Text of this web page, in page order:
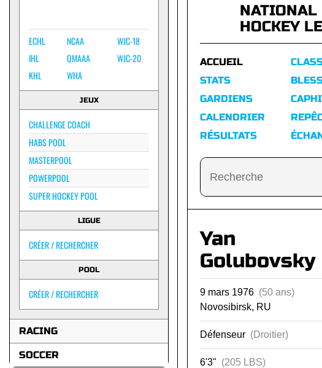
ECHL
IHL
KHL
NCAA
QMAAA
WHA
WJC-18
WJC-20
JEUX
CHALLENGE COACH
HABS POOL
MASTERPOOL
POWERPOOL
SUPER HOCKEY POOL
LIGUE
CRÉER / RECHERCHER
POOL
CRÉER / RECHERCHER
RACING
SOCCER
NATIONAL
HOCKEY
ACCUEIL
STATS
GARDIENS
CALENDRIER
RÉSULTATS
Yan
Golubovsky
9 mars 1976 (50 ans)
Novosibirsk, RU
Défenseur (Droitier)
6'3" (205 LBS)